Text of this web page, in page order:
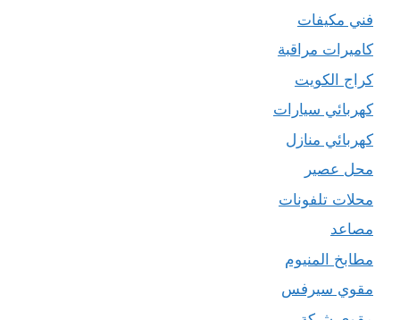
فني مكيفات
كاميرات مراقبة
كراج الكويت
كهربائي سيارات
كهربائي منازل
محل عصير
محلات تلفونات
مصاعد
مطابخ المنيوم
مقوي سيرفس